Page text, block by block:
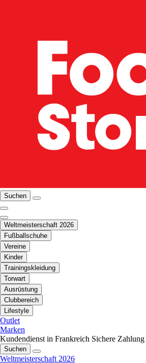
Suchen
Weltmeisterschaft 2026
Fußballschuhe
Vereine
Kinder
Trainingskleidung
Torwart
Ausrüstung
Clubbereich
Lifestyle
Outlet
Marken
Kundendienst in Frankreich Sichere Zahlung
Suchen
Weltmeisterschaft 2026